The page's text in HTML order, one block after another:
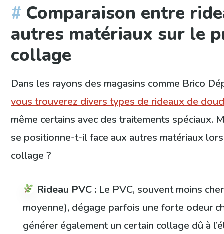
Comparaison entre
autres matériaux sur le
collage
Dans les rayons des magasins comme Brico
vous trouverez divers types de rideaux de
même certains avec des traitements spéciaux.
se positionne-t-il face aux autres matériaux
collage ?
Rideau PVC : Le PVC, souvent moins
moyenne), dégage parfois une forte odeur
générer également un certain collage dû à